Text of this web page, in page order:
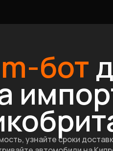
бот
узнайте сроки